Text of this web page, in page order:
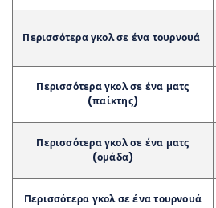
Περισσότερα γκολ σε ένα τουρνουά
Περισσότερα γκολ σε ένα ματς
(παίκτης)
Περισσότερα γκολ σε ένα ματς
(ομάδα)
Περισσότερα γκολ σε ένα τουρνουά